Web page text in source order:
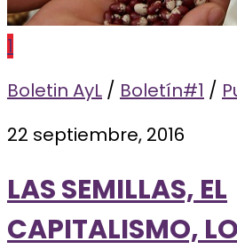
1
Boletin AyL / Boletín#1 /
22 septiembre, 2016
LAS SEMILLAS, EL
CAPITALISMO,